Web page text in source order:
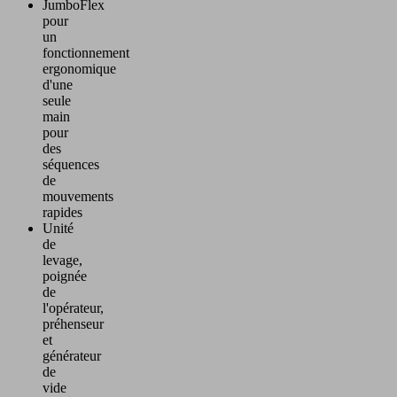
JumboFlex
pour
un
fonctionnement
ergonomique
d'une
seule
main
pour
des
séquences
de
mouvements
rapides
Unité
de
levage,
poignée
de
l'opérateur,
préhenseur
et
générateur
de
vide